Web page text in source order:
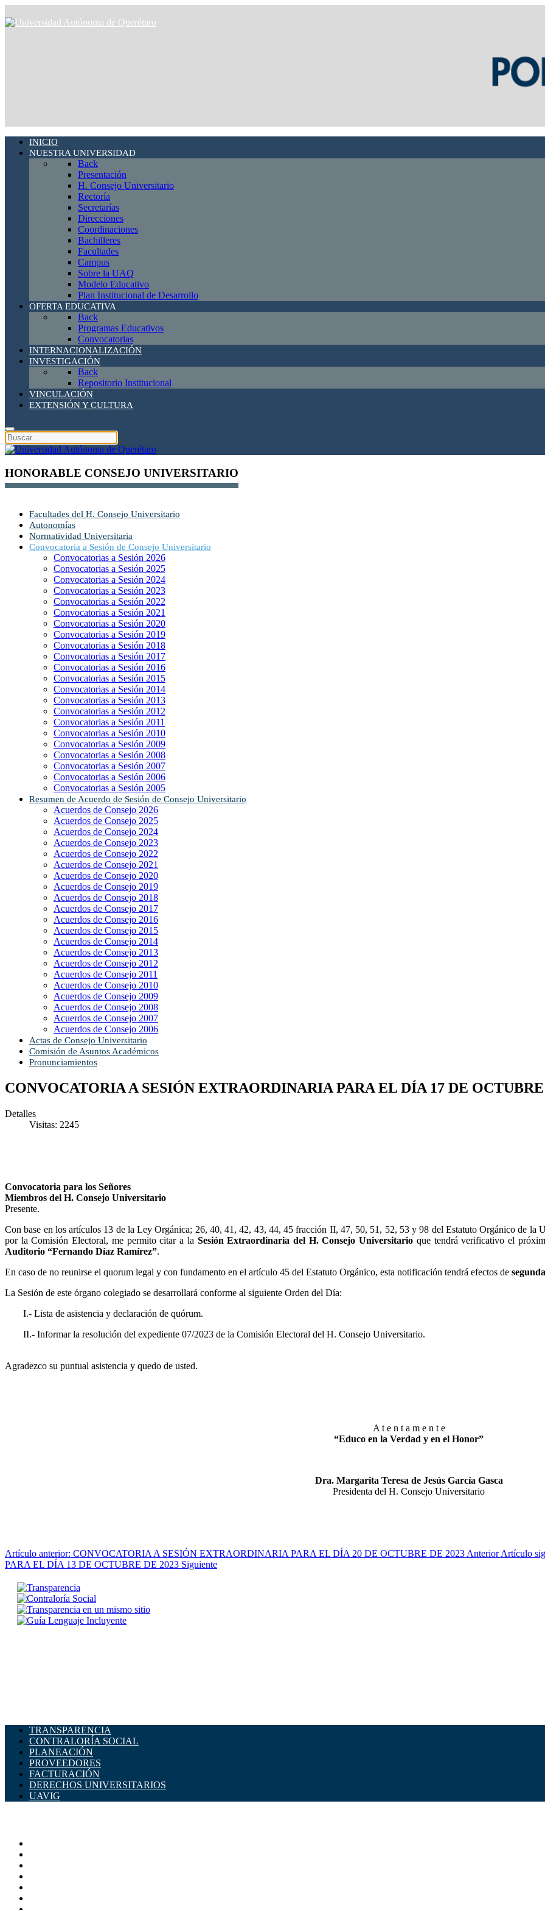
INICIO
NUESTRA UNIVERSIDAD
Back
Presentación
H. Consejo Universitario
Rectoría
Secretarías
Direcciones
Coordinaciones
Bachilleres
Facultades
Campus
Sobre la UAQ
Modelo Educativo
Plan Institucional de Desarrollo
OFERTA EDUCATIVA
Back
Programas Educativos
Convocatorias
INTERNACIONALIZACIÓN
INVESTIGACIÓN
Back
Repositorio Institucional
VINCULACIÓN
EXTENSIÓN Y CULTURA
HONORABLE CONSEJO UNIVERSITARIO
Facultades del H. Consejo Universitario
Autonomías
Normatividad Universitaria
Convocatoria a Sesión de Consejo Universitario
Convocatorias a Sesión 2026
Convocatorias a Sesión 2025
Convocatorias a Sesión 2024
Convocatorias a Sesión 2023
Convocatorias a Sesión 2022
Convocatorias a Sesión 2021
Convocatorias a Sesión 2020
Convocatorias a Sesión 2019
Convocatorias a Sesión 2018
Convocatorias a Sesión 2017
Convocatorias a Sesión 2016
Convocatorias a Sesión 2015
Convocatorias a Sesión 2014
Convocatorias a Sesión 2013
Convocatorias a Sesión 2012
Convocatorias a Sesión 2011
Convocatorias a Sesión 2010
Convocatorias a Sesión 2009
Convocatorias a Sesión 2008
Convocatorias a Sesión 2007
Convocatorias a Sesión 2006
Convocatorias a Sesión 2005
Resumen de Acuerdo de Sesión de Consejo Universitario
Acuerdos de Consejo 2026
Acuerdos de Consejo 2025
Acuerdos de Consejo 2024
Acuerdos de Consejo 2023
Acuerdos de Consejo 2022
Acuerdos de Consejo 2021
Acuerdos de Consejo 2020
Acuerdos de Consejo 2019
Acuerdos de Consejo 2018
Acuerdos de Consejo 2017
Acuerdos de Consejo 2016
Acuerdos de Consejo 2015
Acuerdos de Consejo 2014
Acuerdos de Consejo 2013
Acuerdos de Consejo 2012
Acuerdos de Consejo 2011
Acuerdos de Consejo 2010
Acuerdos de Consejo 2009
Acuerdos de Consejo 2008
Acuerdos de Consejo 2007
Acuerdos de Consejo 2006
Actas de Consejo Universitario
Comisión de Asuntos Académicos
Pronunciamientos
CONVOCATORIA A SESIÓN EXTRAORDINARIA PARA EL DÍA 17 DE OCTUBRE
Detalles
Visitas: 2245
Convocatoria para los Señores
Miembros del H. Consejo Universitario
Presente.
Con base en los artículos 13 de la Ley Orgánica; 26, 40, 41, 42, 43, 44, 45 fracción II, 47, 50, 51, 52, 53 y 98 del Estatuto Orgánico de la
por la Comisión Electoral, me permito citar a la Sesión Extraordinaria del H. Consejo Universitario que tendrá verificativo el
Auditorio “Fernando Díaz Ramírez”.
En caso de no reunirse el quorum legal y con fundamento en el artículo 45 del Estatuto Orgánico, esta notificación tendrá efectos de
La Sesión de este órgano colegiado se desarrollará conforme al siguiente Orden del Día:
I.- Lista de asistencia y declaración de quórum.
II.- Informar la resolución del expediente 07/2023 de la Comisión Electoral del H. Consejo Universitario.
Agradezco su puntual asistencia y quedo de usted.
A t e n t a m e n t e
“Educo en la Verdad y en el Honor”
Dra. Margarita Teresa de Jesús García Gasca
Presidenta del H. Consejo Universitario
Artículo anterior: CONVOCATORIA A SESIÓN EXTRAORDINARIA PARA EL DÍA 20 DE OCTUBRE DE 2023 Anterior Artículo
PARA EL DÍA 13 DE OCTUBRE DE 2023 Siguiente
TRANSPARENCIA
CONTRALORÍA SOCIAL
PLANEACIÓN
PROVEEDORES
FACTURACIÓN
DERECHOS UNIVERSITARIOS
UAVIG